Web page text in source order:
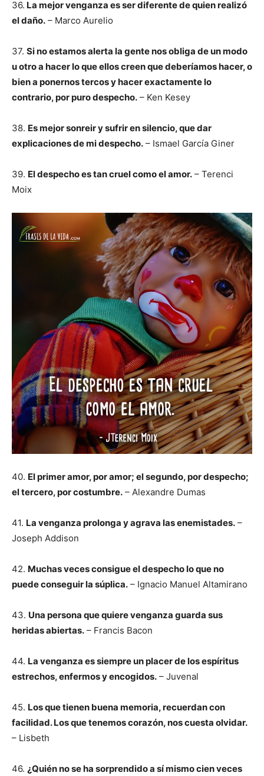
36. La mejor venganza es ser diferente de quien realizó
el daño. – Marco Aurelio
37. Si no estamos alerta la gente nos obliga de un modo
u otro a hacer lo que ellos creen que deberíamos hacer, o
bien a ponernos tercos y hacer exactamente lo
contrario, por puro despecho. – Ken Kesey
38. Es mejor sonreir y sufrir en silencio, que dar
explicaciones de mi despecho. – Ismael García Giner
39. El despecho es tan cruel como el amor. – Terenci
Moix
40. El primer amor, por amor; el segundo, por despecho;
el tercero, por costumbre. – Alexandre Dumas
41. La venganza prolonga y agrava las enemistades. –
Joseph Addison
42. Muchas veces consigue el despecho lo que no
puede conseguir la súplica. – Ignacio Manuel Altamirano
43. Una persona que quiere venganza guarda sus
heridas abiertas. – Francis Bacon
44. La venganza es siempre un placer de los espíritus
estrechos, enfermos y encogidos. – Juvenal
45. Los que tienen buena memoria, recuerdan con
facilidad. Los que tenemos corazón, nos cuesta olvidar.
– Lisbeth
46. ¿Quién no se ha sorprendido a sí mismo cien veces